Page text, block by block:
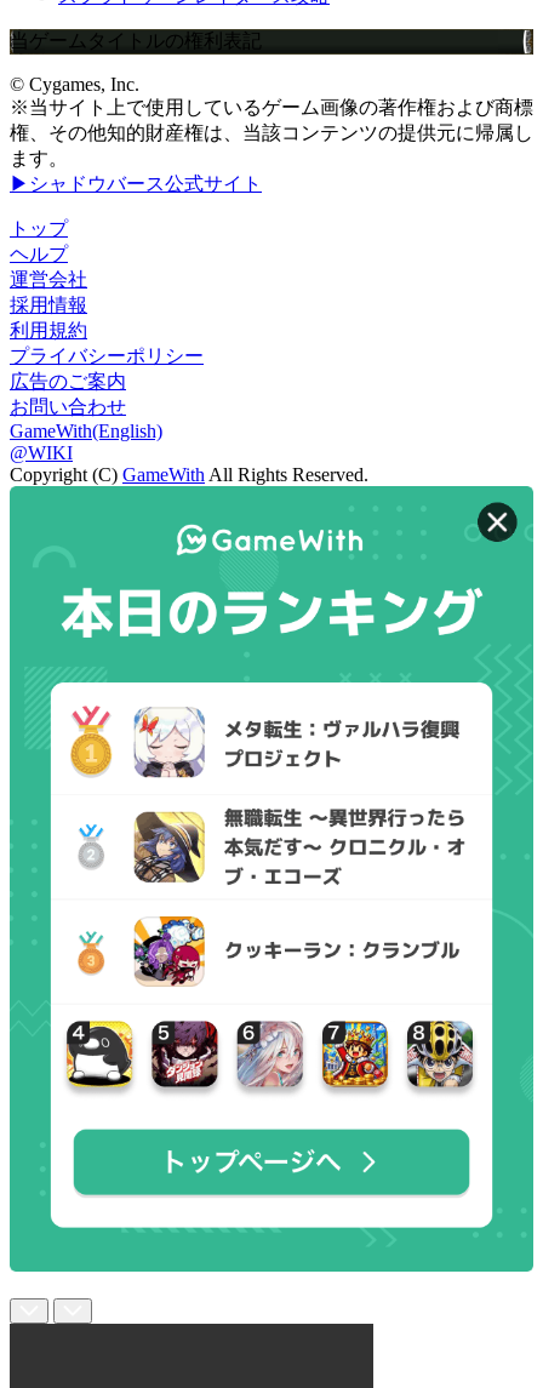
当ゲームタイトルの権利表記
© Cygames, Inc.
※当サイト上で使用しているゲーム画像の著作権および商標
権、その他知的財産権は、当該コンテンツの提供元に帰属し
ます。
▶シャドウバース公式サイト
トップ
ヘルプ
運営会社
採用情報
利用規約
プライバシーポリシー
広告のご案内
お問い合わせ
GameWith(English)
@WIKI
Copyright (C) GameWith All Rights Reserved.